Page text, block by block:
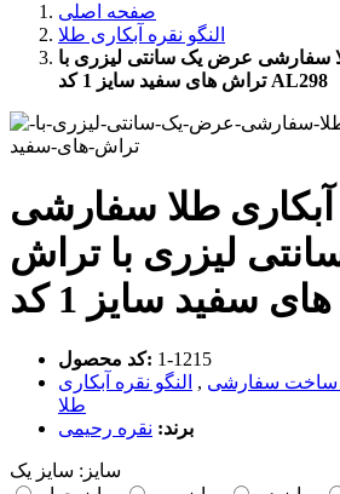
صفحه اصلی
النگو نقره آبکاری طلا
سفارشی عرض یک سانتی لیزری با
تراش های سفید سایز 1 کد AL298
آبکاری طلا سفارشی
لیزری با تراش
کد محصول: ‎1-1215
ساخت سفارشی , النگو نقره آبکاری
طلا
برند: نقره رحیمی
سایز: سایز یک